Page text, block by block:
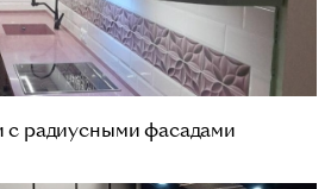
радиусными фасадами